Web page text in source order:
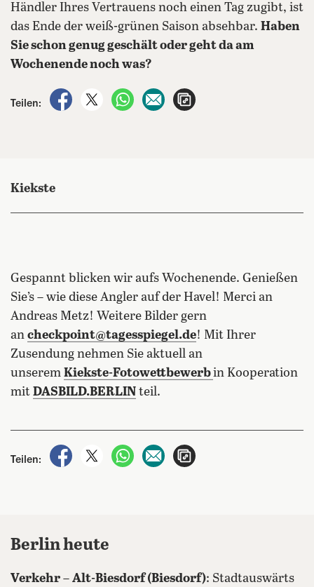
Händler Ihres Vertrauens noch einen Tag zugibt, ist
das Ende der weiß-grünen Saison absehbar. Haben
Sie schon genug geschält oder geht da am
Wochenende noch was?
Teilen:
auf Facebook teilen
auf X teilenper WhatsApp teilen
per E-Mail teilen
Kiekste
Gespannt blicken wir aufs Wochenende. Genießen
Sie’s – wie diese Angler auf der Havel! Merci an
Andreas Metz! Weitere Bilder gern
an checkpoint@tagesspiegel.de! Mit Ihrer
Zusendung nehmen Sie aktuell an
unserem Kiekste-Fotowettbewerbin Kooperation
mit DASBILD.BERLIN teil.
Teilen:
auf Facebook teilen
auf X teilenper WhatsApp teilen
per E-Mail teilen
Berlin heute
Verkehr – Alt-Biesdorf (Biesdorf): Stadtauswärts